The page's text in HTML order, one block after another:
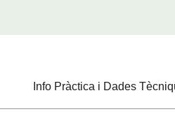
Info Pràctica i Dades